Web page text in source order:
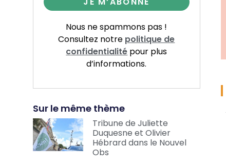
Nous ne spammons pas !
Consultez notre politique de
confidentialité pour plus
d’informations.
Sur le même thème
Tribune de Juliette
Duquesne et Olivier
Hébrard dans le Nouvel
Obs